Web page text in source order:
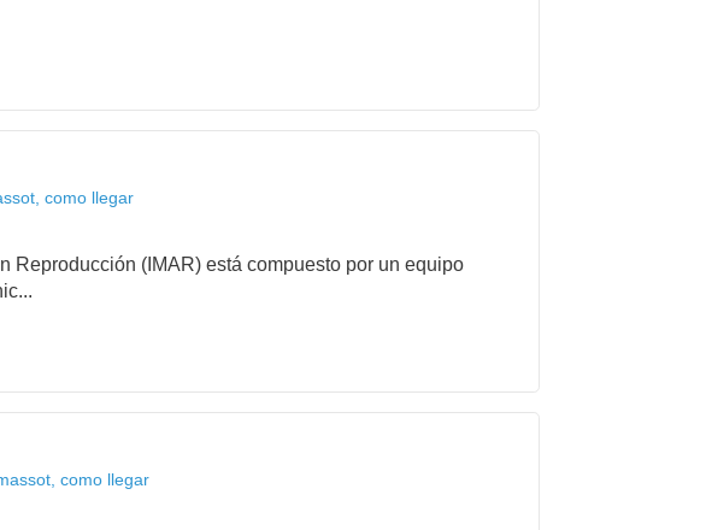
como llegar
Reproducción (IMAR) está compuesto por un equipo
como llegar